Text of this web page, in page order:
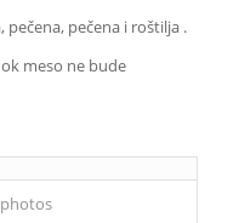
pečena i roštilja .
meso ne bude